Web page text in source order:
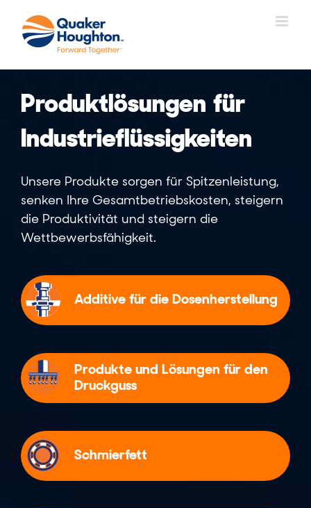
Inhalt
springen
Produktlösungen für
Industrieflüssigkeiten
Unsere Produkte sorgen für Spitzenleistung,
senken Ihre Gesamtbetriebskosten, steigern
die Produktivität und steigern die
Wettbewerbsfähigkeit.
Additive für die Dosenherstellung
Produkte und Lösungen für den
Druckguss
Schmierfett